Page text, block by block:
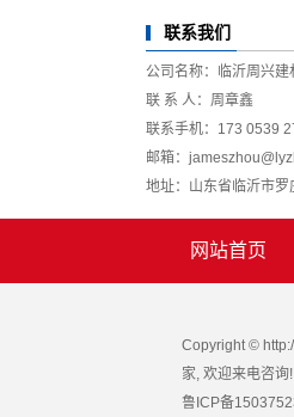
联系我们
公司名称：临沂周兴建
联 系 人：周章鑫
联系手机：173 0539
邮箱：
地址：山东省临沂市罗
网站首页
Copyright ©
家 , 欢迎来电咨询!
鲁ICP备